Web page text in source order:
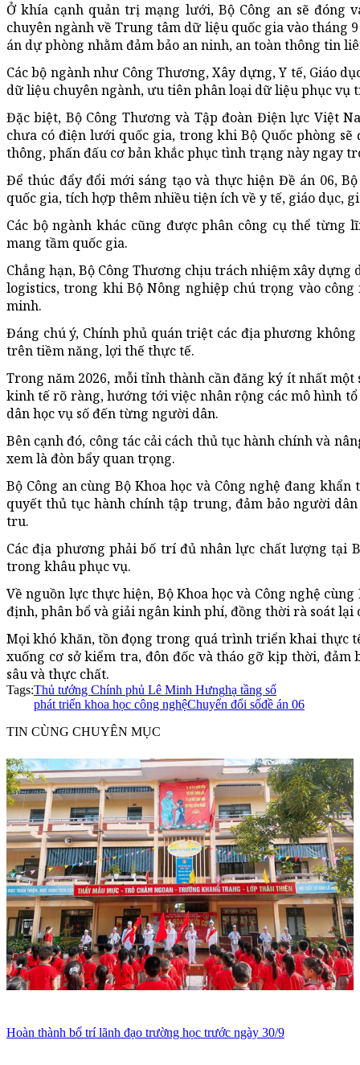
Ở khía cạnh quản trị mạng lưới, Bộ Công an sẽ
chuyên ngành về Trung tâm dữ liệu quốc gia vào tháng
án dự phòng nhằmđảm bảo an ninh, an toàn thông tin
Các bộ ngành như Công Thương, Xây dựng, Y tế, Giáo
dữ liệu chuyên ngành, ưu tiên phân loại dữ liệu phục
Đặc biệt, Bộ Công Thương và Tập đoàn Điện lực Việt
chưa có điện lưới quốc gia, trong khi Bộ Quốc phòng
thông, phấn đấu cơ bản khắc phục tình trạng này ngay
Để thúc đẩy đổi mới sáng tạo và thực hiện Đề án 06,
quốc gia, tích hợp thêm nhiều tiện ích về y tế, giáo dục,
Các bộ ngành khác cũng được phân công cụ thể
mang tầm quốc gia.
Chẳng hạn, Bộ Công Thương chịu trách nhiệm xây
logistics, trong khi Bộ Nông nghiệp chú trọng vào
minh.
Đáng chú ý, Chính phủ quán triệt các địa phương
trên tiềm năng, lợi thế thực tế.
Trong năm 2026, mỗi tỉnh thành cần đăng ký ít nhất
kinh tế rõ ràng, hướng tới việc nhân rộng các mô hình
dân học vụ số đến từng người dân.
Bên cạnh đó, công tác cải cách thủ tục hành chính và
xem là đòn bẩy quan trọng.
Bộ Công an cùng Bộ Khoa học và Công nghệ đang
quyết thủ tục hành chính tập trung, đảm bảongười dân
tru.
Các địa phương phải bố trí đủ nhân lực chất lượng tại
trong khâu phục vụ.
Về nguồn lực thực hiện, Bộ Khoa học và Công nghệ
định, phân bổ và giải ngân kinh phí, đồng thời rà soát lại
Mọi khó khăn, tồn đọng trong quá trình triển khai thực
xuống cơ sở kiểm tra, đôn đốc và tháo gỡ kịp thời, đảm
sâu và thực chất.
Tags:Thủ tướng Chính phủ Lê Minh Hưnghạ tầng số
phát triển khoa học công nghệChuyển đổi sốđề án 06
TIN CÙNG CHUYÊN MỤC
Hoàn thành bố trí lãnh đạo trường học trước ngày 30/9